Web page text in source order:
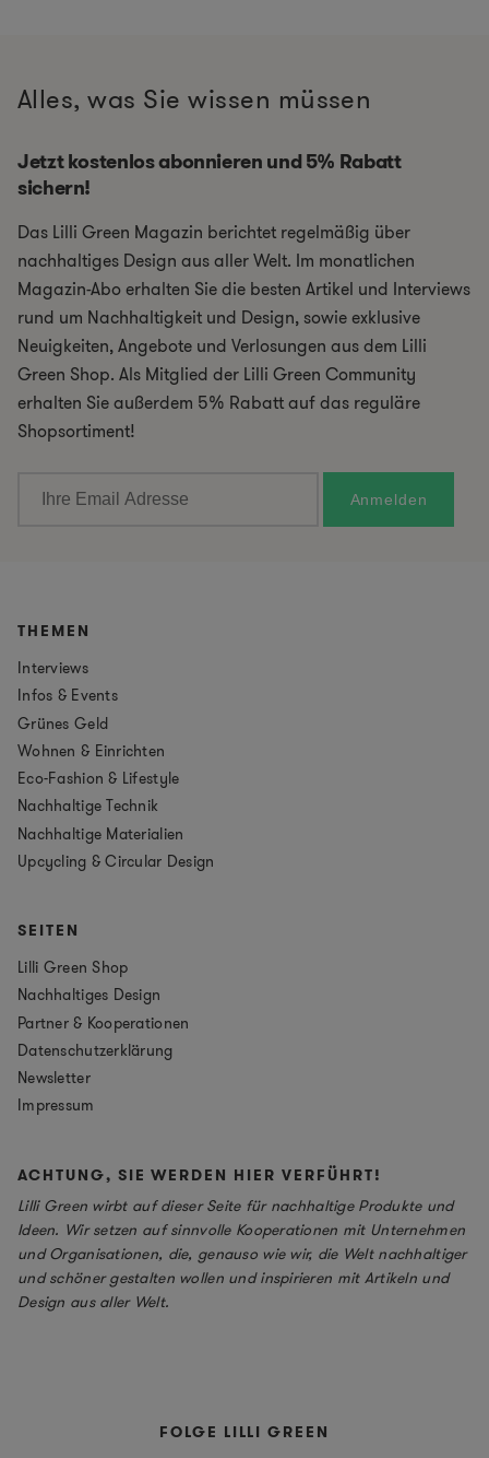
Alles, was Sie wissen müssen
Jetzt kostenlos abonnieren und 5% Rabatt
sichern!
Das Lilli Green Magazin berichtet regelmäßig über
nachhaltiges Design aus aller Welt. Im monatlichen
Magazin-Abo erhalten Sie die besten Artikel und Interviews
rund um Nachhaltigkeit und Design, sowie exklusive
Neuigkeiten, Angebote und Verlosungen aus dem Lilli
Green Shop. Als Mitglied der Lilli Green Community
erhalten Sie außerdem 5% Rabatt auf das reguläre
Shopsortiment!
THEMEN
Interviews
Infos & Events
Grünes Geld
Wohnen & Einrichten
Eco-Fashion & Lifestyle
Nachhaltige Technik
Nachhaltige Materialien
Upcycling & Circular Design
SEITEN
Lilli Green Shop
Nachhaltiges Design
Partner & Kooperationen
Datenschutzerklärung
Newsletter
Impressum
ACHTUNG, SIE WERDEN HIER VERFÜHRT!
Lilli Green wirbt auf dieser Seite für nachhaltige Produkte und
Ideen. Wir setzen auf sinnvolle Kooperationen mit Unternehmen
und Organisationen, die, genauso wie wir, die Welt nachhaltiger
und schöner gestalten wollen und inspirieren mit Artikeln und
Design aus aller Welt.
FOLGE LILLI GREEN